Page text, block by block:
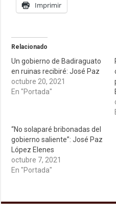
Imprimir
Relacionado
Un gobierno de Badiraguato
en ruinas recibiré: José Paz
octubre 20, 2021
En "Portada"
“No solaparé bribonadas del
gobierno saliente”: José Paz
López Elenes
octubre 7, 2021
En "Portada"